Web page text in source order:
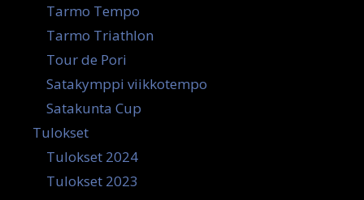
Tarmo Tempo
Tarmo Triathlon
Tour de Pori
Satakymppi viikkotempo
Satakunta Cup
Tulokset
Tulokset 2024
Tulokset 2023